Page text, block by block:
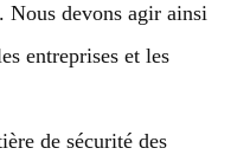
Nous devons agir ainsi
entreprises et les
de sécurité des